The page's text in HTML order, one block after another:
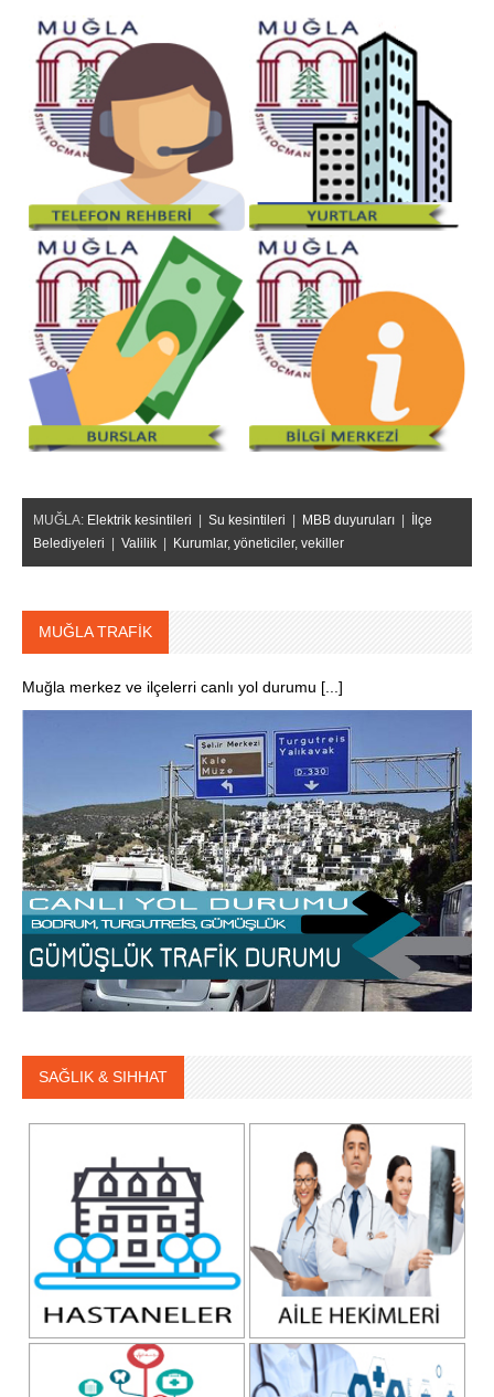
MUĞLA: Elektrik kesintileri Su kesintileri MBB duyuruları
İlçe
Belediyeleri
Valilik Kurumlar, yöneticiler, vekiller
MUĞLA TRAFİK
Muğla merkez ve ilçelerri canlı yol durumu [...]
SAĞLIK & SIHHAT